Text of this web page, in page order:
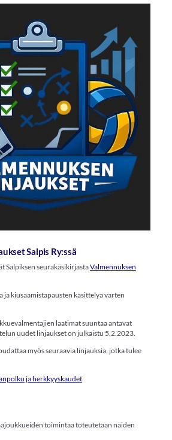
Salpis Ry:ssä
Salpiksen seurakäsikirjastaValmennuksen
kiusaamistapausten käsittelyä varten
laatimat suuntaa antavat
uudet linjaukset on julkaistu 5.2.2023.
myös seuraavia linjauksia, jotka tulee
ja herkkyyskaudet
toimintaa toteutetaan näiden